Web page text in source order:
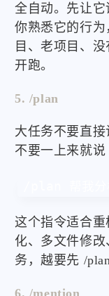
全自动。先让
你熟悉它的行
目、老项目、
开跑。
5. /plan
大任务不要直接
不要一上来就说
这个指令适合
化、多文件修
务，越要先 /plan
6. /mention